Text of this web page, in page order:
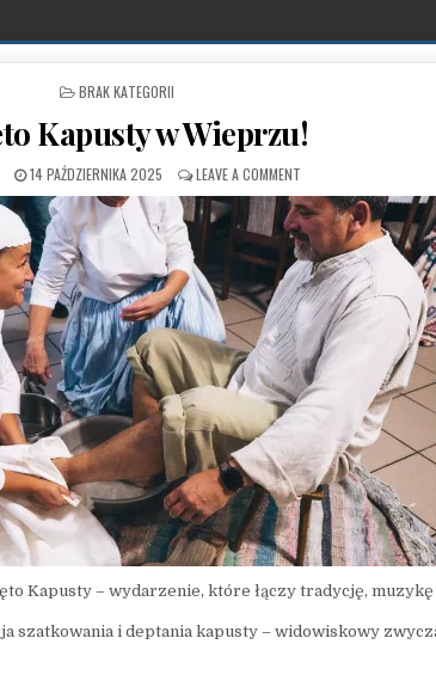
POSTED IN
BRAK KATEGORII
Kapusty w Wieprzu!
PUBLISHED DATE:
14 PAŹDZIERNIKA 2025 LEAVE A COMMENT
Kapusty – wydarzenie, które łączy tradycję,
szatkowania i deptania kapusty – widowiskowy